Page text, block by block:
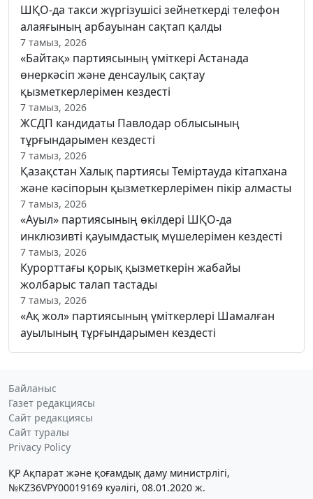
ШҚО-да такси жүргізушісі зейнеткерді телефон
алаяғының арбауынан сақтап қалды
7 тамыз, 2026
«Байтақ» партиясының үміткері Астанада
өнеркәсіп және денсаулық сақтау
қызметкерлерімен кездесті
7 тамыз, 2026
ЖСДП кандидаты Павлодар облысының
тұрғындарымен кездесті
7 тамыз, 2026
Қазақстан Халық партиясы Теміртауда кітапхана
және кәсіпорын қызметкерлерімен пікір алмасты
7 тамыз, 2026
«Ауыл» партиясының өкілдері ШҚО-да
инклюзивті қауымдастық мүшелерімен кездесті
7 тамыз, 2026
Курорттағы қорық қызметкерін жабайы
жолбарыс талап тастады
7 тамыз, 2026
«Ақ жол» партиясының үміткерлері Шамалған
ауылының тұрғындарымен кездесті
Байланыс
Газет редакциясы
Сайт редакциясы
Сайт туралы
Privacy Policy
ҚР Ақпарат және қоғамдық даму министрлігі,
№KZ36VPY00019169 куәлігі, 08.01.2020 ж.